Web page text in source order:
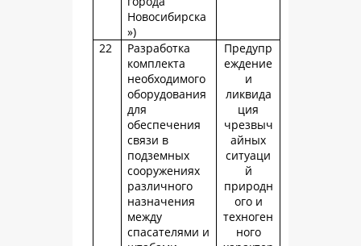
Новосибирска
»)
22
Разработка
комплекта
необходимого
оборудования
для
обеспечения
связи в
подземных
сооружениях
различного
назначения
между
спасателями и
Предупр
еждение
и
ликвида
ция
чрезвыч
айных
ситуаци
й
природн
ого и
техноген
ного